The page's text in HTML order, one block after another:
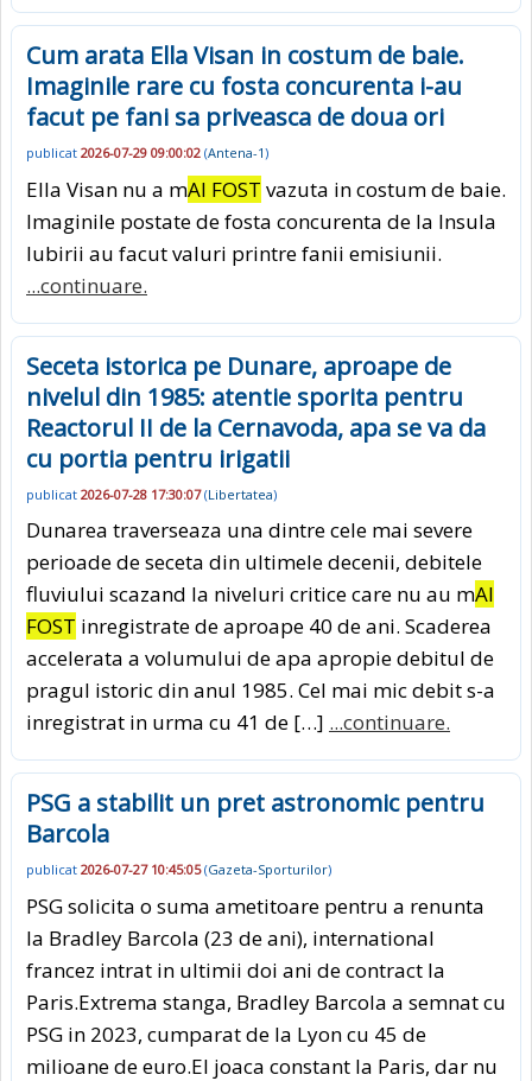
Cum arata Ella Visan in costum de baie.
Imaginile rare cu fosta concurenta i-au
facut pe fani sa priveasca de doua ori
publicat 2026-07-29 09:00:02 (Antena-1)
Ella Visan nu a mAI FOST vazuta in costum de baie.
Imaginile postate de fosta concurenta de la Insula
Iubirii au facut valuri printre fanii emisiunii.
...continuare.
Seceta istorica pe Dunare, aproape de
nivelul din 1985: atentie sporita pentru
Reactorul II de la Cernavoda, apa se va da
cu portia pentru irigatii
publicat 2026-07-28 17:30:07(Libertatea)
Dunarea traverseaza una dintre cele mai severe
perioade de seceta din ultimele decenii, debitele
fluviului scazand la niveluri critice care nu au mAI
FOST inregistrate de aproape 40 de ani. Scaderea
accelerata a volumului de apa apropie debitul de
pragul istoric din anul 1985. Cel mai mic debit s-a
inregistrat in urma cu 41 de […] ...continuare.
PSG a stabilit un pret astronomic pentru
Barcola
publicat 2026-07-27 10:45:05(Gazeta-Sporturilor)
PSG solicita o suma ametitoare pentru a renunta
la Bradley Barcola (23 de ani), international
francez intrat in ultimii doi ani de contract la
Paris.Extrema stanga, Bradley Barcola a semnat cu
PSG in 2023, cumparat de la Lyon cu 45 de
milioane de euro.El joaca constant la Paris, dar nu